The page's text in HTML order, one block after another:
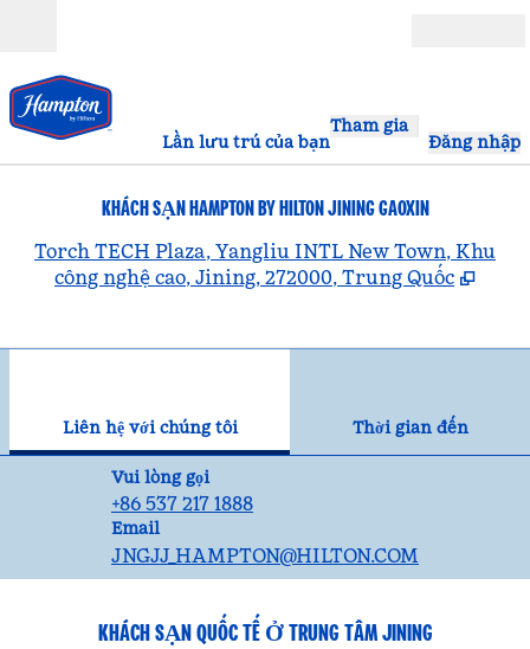
Lần lưu trú của bạn
Tham gia
Đăng nhập
KHÁCH SẠN HAMPTON BY HILTON JINING GAOXIN
Torch TECH Plaza, Yangliu INTL New Town, Khu
công nghệ cao, Jining, 272000, Trung Quốc
Liên hệ với chúng tôi
Thời gian đến
Vui lòng gọi
Gọi
+86 537 217 1888
Email
Email
JNGJJ_HAMPTON@HILTON.COM
KHÁCH SẠN QUỐC TẾ Ở TRUNG TÂM JINING